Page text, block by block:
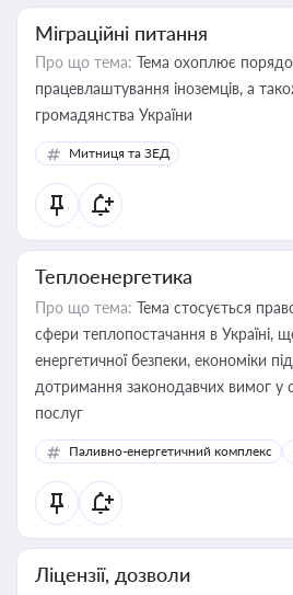
Міграційні питання
Про що тема: Тема охоплює
працевлаштування іноземців, а
громадянства України
Митниця та ЗЕД
Теплоенергетика
Про що тема: Тема стосується
сфери теплопостачання в Україні,
енергетичної безпеки, економіки
дотримання законодавчих вимог у
послуг
Паливно-енергетичний комплекс
Ліцензії, дозволи